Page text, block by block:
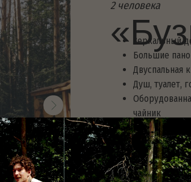
Доступ к Wi-Fi
Открытая веранда с креслами
Мангал, уличный стол
Гамак и качель
У веранды домика
(оплачивается
Смотреть свободные
от 5900 ₽